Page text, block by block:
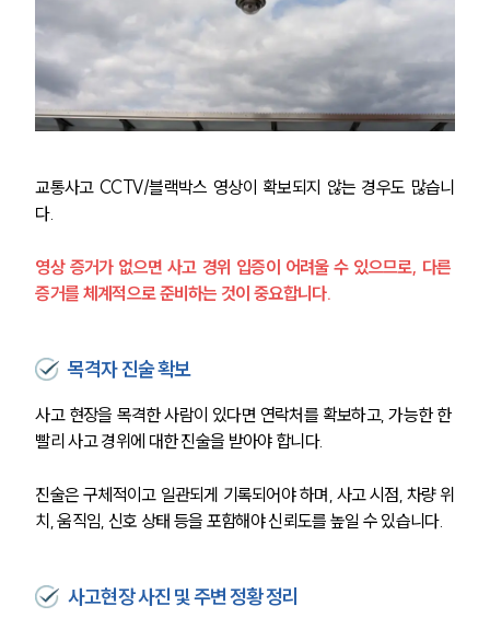
팀소개
팀소개
오시는 길
글로벌 파트너 로펌
고객의 소리
AI대륜
교통사고 CCTV/블랙박스 영상이 확보되지 않는 경우도 많습니
다.
영상 증거가 없으면 사고 경위 입증이 어려울 수 있으므로, 다른
증거를 체계적으로 준비하는 것이 중요합니다.
목격자 진술 확보
사고 현장을 목격한 사람이 있다면 연락처를 확보하고, 가능한 한
빨리 사고 경위에 대한 진술을 받아야 합니다.
진술은 구체적이고 일관되게 기록되어야 하며, 사고 시점, 차량 위
치, 움직임, 신호 상태 등을 포함해야 신뢰도를 높일 수 있습니다.
사고현장 사진 및 주변 정황 정리